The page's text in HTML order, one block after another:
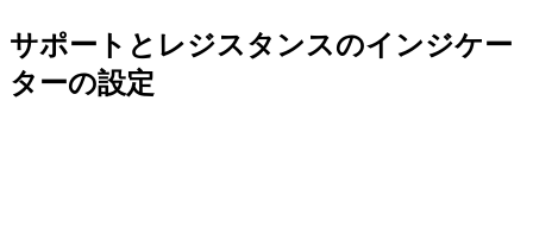
サポートとレジスタンスのインジケー
ターの設定